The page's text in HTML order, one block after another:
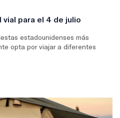
para el 4 de julio
estadounidenses más
opta por viajar a diferentes